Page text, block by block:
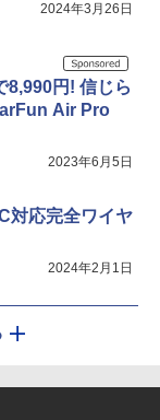
2024年3月26日
8,990円! 信じら
Air Pro
2023年6月5日
対応完全ワイヤ
2024年2月1日